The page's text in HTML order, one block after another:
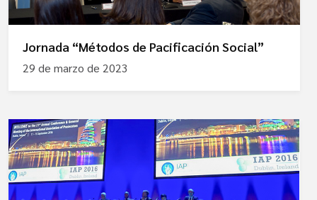
Jornada “Métodos de Pacificación Social”
29 de marzo de 2023